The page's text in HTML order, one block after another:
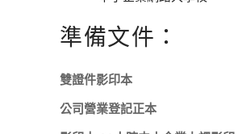
準備文件：
雙證件影印本
公司營業登記正本